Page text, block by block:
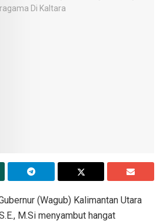
(Wagub) Kalimantan Utara
M.Si menyambut hangat